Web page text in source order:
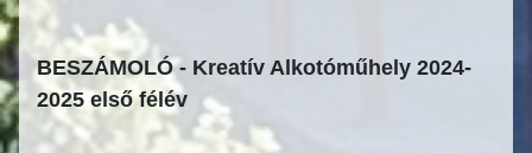
BESZÁMOLÓ - Kreatív Alkotóműhely 2024-
2025 első félév